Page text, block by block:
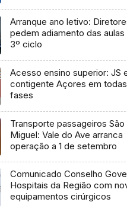
Arranque ano letivo:
pedem adiamento das aulas
3º ciclo
Acesso ensino superior: JS
contigente Açores em
fases
Transporte passageiros São
Miguel: Vale do Ave arranca
operação a 1 de setembro
Comunicado Conselho
Hospitais da Região com
equipamentos cirúrgicos